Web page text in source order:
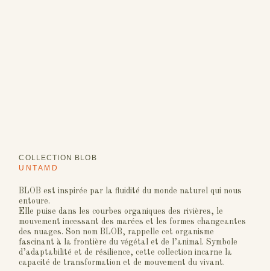
COLLECTION BLOB
UNTAMD
BLOB est inspirée par la fluidité du monde naturel qui nous
entoure.
Elle puise dans les courbes organiques des rivières, le
mouvement incessant des marées et les formes changeantes
des nuages. Son nom BLOB, rappelle cet organisme
fascinant à la frontière du végétal et de l’animal. Symbole
d’adaptabilité et de résilience, cette collection incarne la
capacité de transformation et de mouvement du vivant.